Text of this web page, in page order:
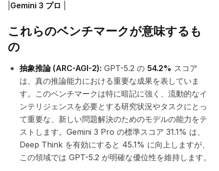
Gemini 3 プロ
これらのベンチマークが意味するも
の
抽象推論 (ARC-AGI-2): GPT-5.2 の 54.2% スコア
は、真の推論能力における重要な成果を表していま
す。このベンチマークは特に暗記に強く、流動的なイ
ンテリジェンスを必要とする研究状況やタスクにとっ
て重要な、新しい問題解決のためのモデルの能力をテ
ストします。Gemini 3 Pro の標準スコア 31.1% は、
Deep Think を有効にすると 45.1% に向上しますが、
この領域では GPT-5.2 が明確な優位性を維持します。